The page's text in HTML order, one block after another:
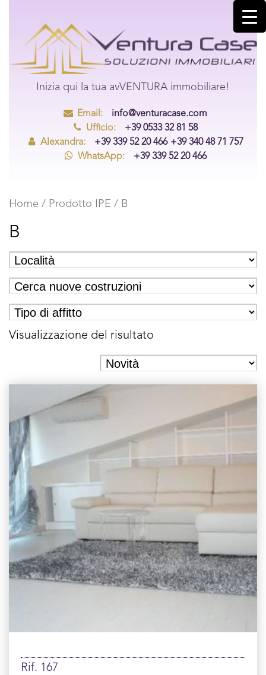
Inizia qui la tua avVENTURA immobiliare!
Email:
info@venturacase.com
Ufficio:
+39 0533 32 81 58
Alexandra:
+39 339 52 20 466 +39 340 48 71 757
WhatsApp:
+39 339 52 20 466
Home / Prodotto IPE / B
B
Visualizzazione del risultato
Rif. 167